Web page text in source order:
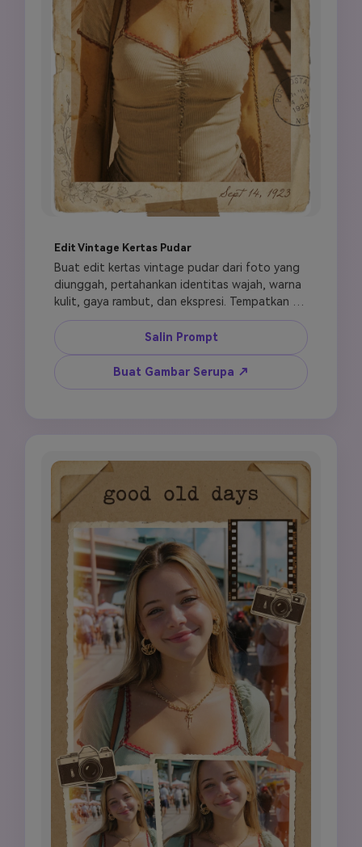
Edit Vintage Kertas Pudar
Buat edit kertas vintage pudar dari foto yang
diunggah, pertahankan identitas wajah, warna
kulit, gaya rambut, dan ekspresi. Tempatkan
potret di latar belakang kertas tua lapuk
dengan lipatan, noda, dan tanda foxing yang
terlihat. Tambahkan tepi kertas robek, elemen
stempel vintage dekoratif, tanda pembatalan
pos kecil, dan dekorasi border bunga pudar.
anotasi tanggal tulisan tangan. Vertikal 9:16,
estetika vintage abadi.
Salin Prompt
Buat Gambar Serupa ↗